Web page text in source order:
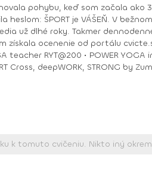
pohybu, keď som začala
riaditeľka vo vydavateľstve a mama dospelej dcéry. No moje hobby –
už dlhé roky. Takmer
STRONG by Zumba, Jump Bungee Workout,